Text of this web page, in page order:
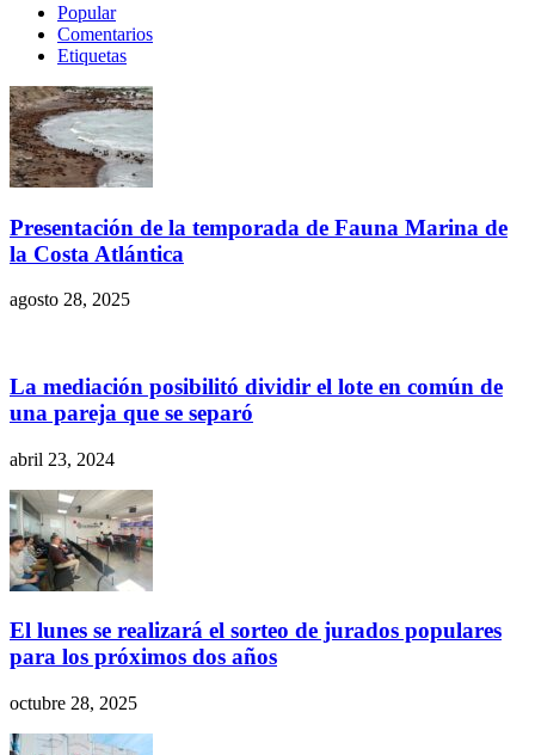
Popular
Comentarios
Etiquetas
Presentación de la temporada de Fauna Marina de
la Costa Atlántica
agosto 28, 2025
La mediación posibilitó dividir el lote en común de
una pareja que se separó
abril 23, 2024
El lunes se realizará el sorteo de jurados populares
para los próximos dos años
octubre 28, 2025